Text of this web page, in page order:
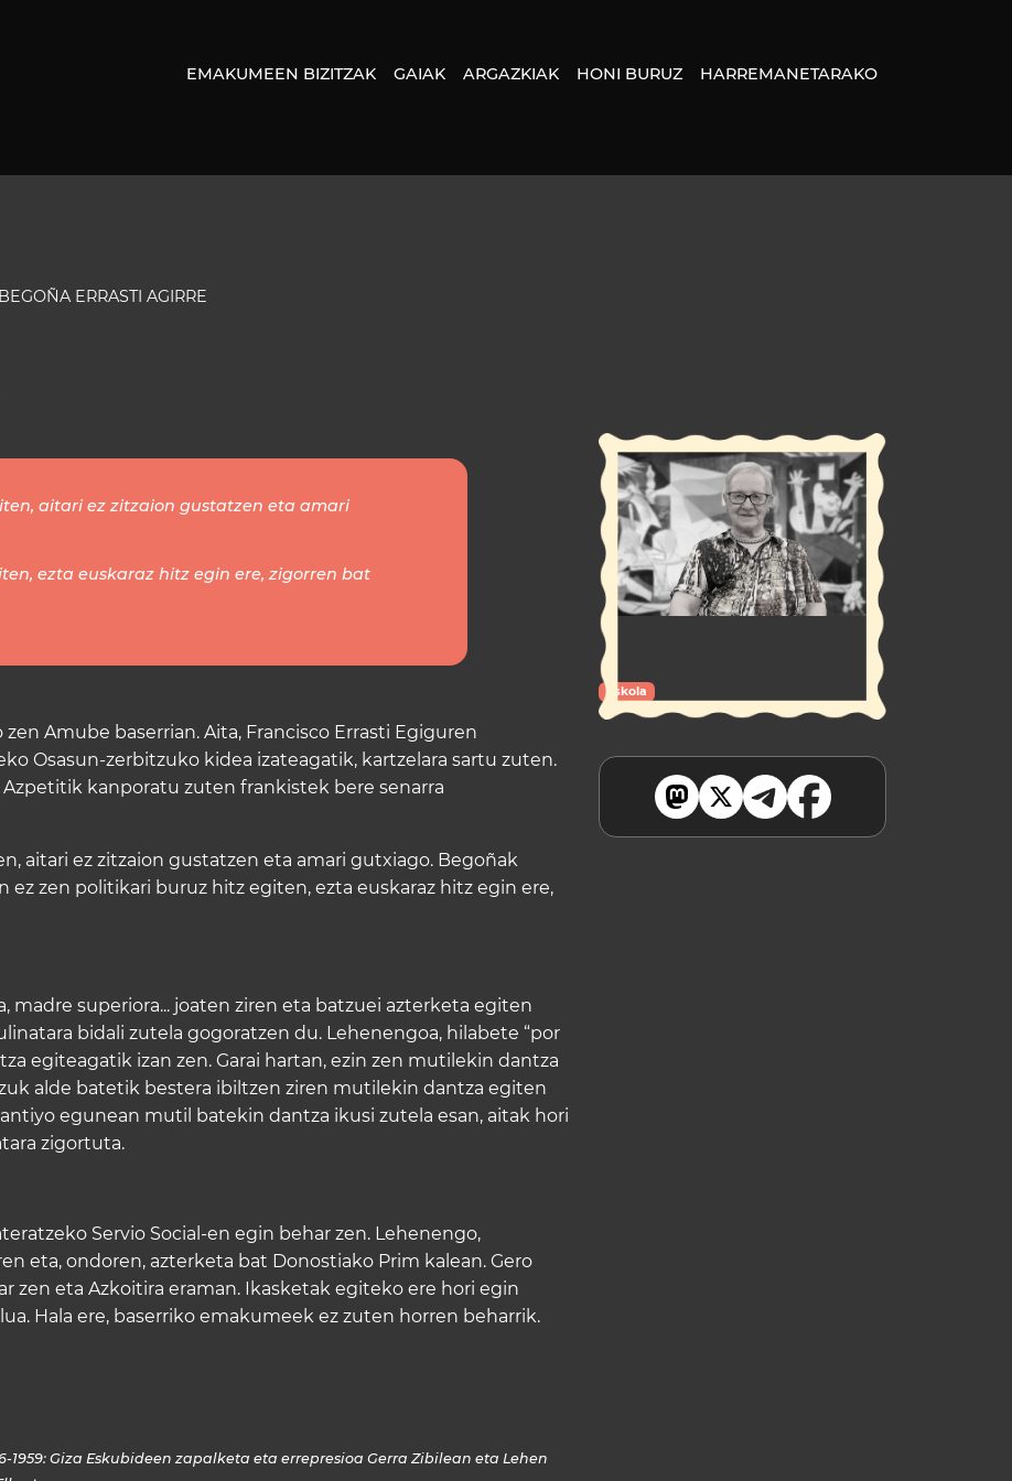
EMAKUMEEN BIZITZAK GAIAK ARGAZKIAK HONI BURUZ HARREMANETARAKO
ERRASTI AGIRRE
aitari ez zitzaion gustatzen eta amari
ezta euskaraz hitz egin ere, zigorren bat
zen Amube baserrian. Aita, Francisco Errasti Egiguren
Osasun-zerbitzuko kidea izateagatik, kartzelara sartu zuten.
Azpetitik kanporatu zuten frankistek bere senarra
aitari ez zitzaion gustatzen eta amari gutxiago. Begoñak
ez zen politikari buruz hitz egiten, ezta euskaraz hitz egin ere,
madre superiora... joaten ziren eta batzuei azterketa egiten
bidali zutela gogoratzen du. Lehenengoa, hilabete “por
egiteagatik izan zen. Garai hartan, ezin zen mutilekin dantza
alde batetik bestera ibiltzen ziren mutilekin dantza egiten
egunean mutil batekin dantza ikusi zutela esan, aitak hori
zigortuta.
Servio Social-en egin behar zen. Lehenengo,
eta, ondoren, azterketa bat Donostiako Prim kalean. Gero
zen eta Azkoitira eraman. Ikasketak egiteko ere hori egin
Hala ere, baserriko emakumeek ez zuten horren beharrik.
1959: Giza Eskubideen zapalketa eta errepresioa Gerra Zibilean eta Lehen
Eskola